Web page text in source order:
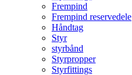
Frempind
Frempind reservedele
Håndtag
Styr
styrbånd
Styrpropper
Styrfittings